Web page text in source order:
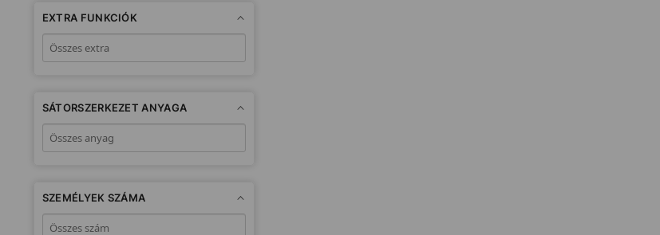
EXTRA FUNKCIÓK
SÁTORSZERKEZET ANYAGA
SZEMÉLYEK SZÁMA